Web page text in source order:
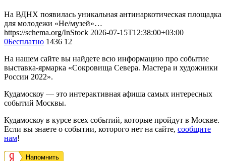
На ВДНХ появилась уникальная антинаркотическая площадка
для молодежи «Не/музей»…
https://schema.org/InStock 2026-07-15T12:38:00+03:00
0Бесплатно 1436 12
На нашем сайте вы найдете всю информацию про событие
выставка-ярмарка «Сокровища Севера. Мастера и художники
России 2022».
Кудамоскоу — это интерактивная афиша самых интересных
событий Москвы.
Кудамоскоу в курсе всех событий, которые пройдут в Москве.
Если вы знаете о событии, которого нет на сайте, сообщите
нам!
Напомнить